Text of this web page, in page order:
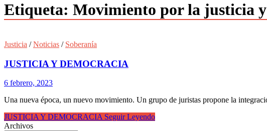
Etiqueta: Movimiento por la justicia
Justicia /Noticias / Soberanía
JUSTICIA Y DEMOCRACIA
6 febrero, 2023
Una nueva época, un nuevo movimiento. Un grupo de juristas propone la
JUSTICIA Y DEMOCRACIA Seguir Leyendo
Archivos